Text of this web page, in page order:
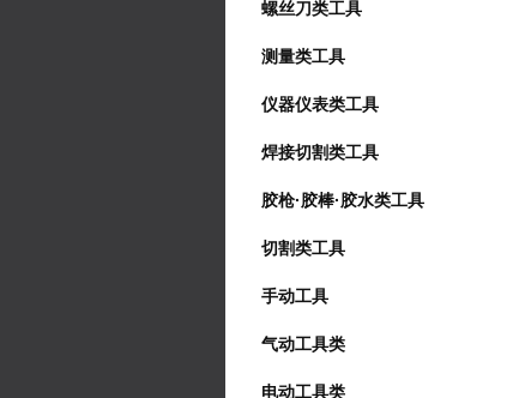
螺丝刀类工具
测量类工具
仪器仪表类工具
焊接切割类工具
胶枪·胶棒·胶水类工具
切割类工具
手动工具
气动工具类
电动工具类